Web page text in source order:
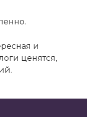
и
ценятся,